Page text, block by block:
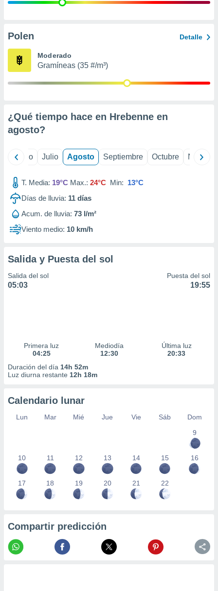
e
publicidad
Polen Detalle
Moderado
Gramíneas (35 #/m³)
¿Qué tiempo hace en Hrebenne en
agosto?
Junio Julio Agosto Septiembre Octubre
T. Media: 19°C Max.: 24°C Min: 13°C
Días de lluvia: 11 días
Acum. de lluvia: 73 l/m²
Viento medio: 10 km/h
Salida y Puesta del sol
Salida del sol
05:03
Puesta del sol
19:55
Primera luz
04:25
Mediodía
12:30
Última luz
20:33
Duración del día 14h 52m
Luz diurna restante 12h 18m
Calendario lunar
Lun Mar Mié Jue Vie Sáb
Dom
9
10 11 12 13 14 15 16
17 18 19 20 21 22
Compartir predicción